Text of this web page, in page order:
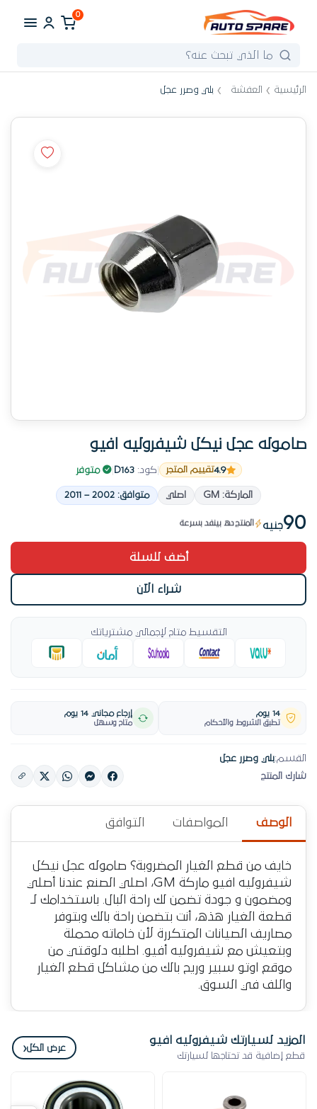
0
الرئيسية العفشة بلي وصرر عجل
صاموله عجل نيكل شيفروليه افيو
4.9تقييم المتجر كود:D163
| متوفر
الماركة: GM اصلي متوافق: 2002 – 2011
90جنيه
رقم 2 طلباً في بلي وصرر عجل خلال الشهر
المنتج ده بينفد بسرعة
الأكثر مبيعاً حالياً
منتج مميز في بلي وصرر عجل
أضف للسلة
شراء الآن
التقسيط متاح لإجمالي مشترياتك
14 يوم
تطبق الشروط والأحكام
إرجاع مجاني 14 يوم
متاح وسهل
القسم:بلي وصرر عجل
شارك المنتج
الوصف المواصفات التوافق
خايف من قطع الغيار المضروبة؟ صاموله عجل نيكل
شيفروليه افيو ماركة GM، اصلي الصنع عندنا أصلي
ومضمون و جودة تضمن لك راحة البال. باستخدامك لـ
قطعة الغيار هذه، أنت بتضمن راحة بالك وبتوفر
مصاريف الصيانات المتكررة لأن خاماته محملة
وبتعيش مع شيفروليه أفيو. اطلبه دلوقتي من
موقع اوتو سبير وريح بالك من مشاكل قطع الغيار
واللف في السوق.
المزيد لسيارتك شيفروليه افيو
قطع إضافية قد تحتاجها لسيارتك
عرض الكل‹